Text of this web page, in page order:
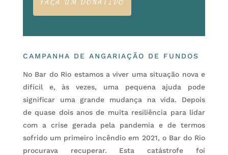
FAÇA UM DONATIVO
CAMPANHA DE ANGARIAÇÃO DE FUNDOS
No Bar do Rio estamos a viver uma situação nova e
difícil e, às vezes, uma pequena ajuda pode
significar uma grande mudança na vida. Depois
de quase dois anos de muita resiliência para lidar
com a crise gerada pela pandemia e de termos
sofrido um primeiro incêndio em 2021, o Bar do Rio
procurava recuperar. Esta catástrofe foi